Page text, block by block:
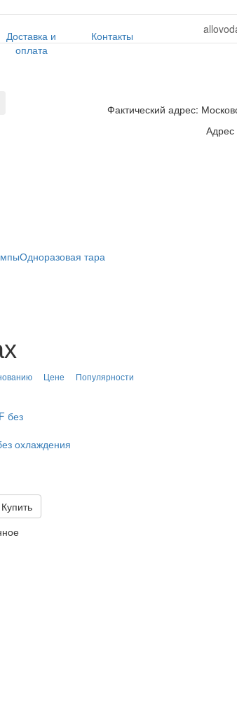
Доставка и
оплата
Контакты
Фактический адрес:
Адрес
Одноразовая тара
Цене Популярности
охлаждения
Купить